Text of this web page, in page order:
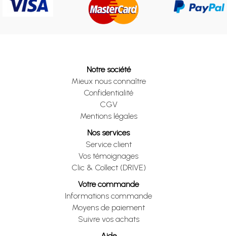
Notre société
Mieux nous connaître
Confidentialité
CGV
Mentions légales
Nos services
Service client
Vos témoignages
Clic & Collect (DRIVE)
Votre commande
Informations commande
Moyens de paiement
Suivre vos achats